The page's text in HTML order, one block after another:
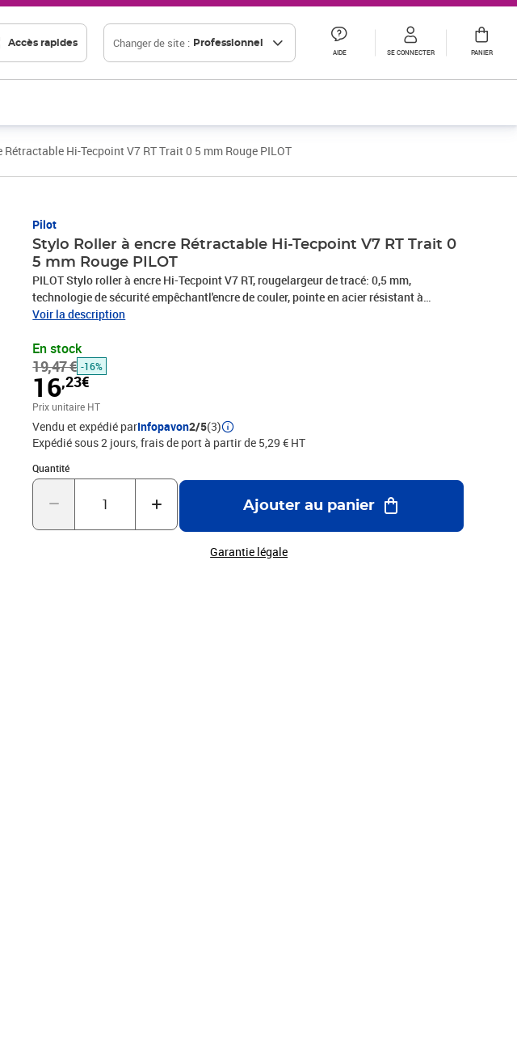
Accès rapides Changer de site : Professionnel
AIDE SE CONNECTER PANIER
Hi-Tecpoint V7 RT Trait 0 5 mm Rouge PILOT
Pilot
Stylo Roller à encre Rétractable Hi-Tecpoint V7 RT Trait 0
5 mm Rouge PILOT
PILOT Stylo roller à encre Hi-Tecpoint V7 RT, rougelargeur de tracé: 0,5 mm,
technologie de sécurité empêchantl'encre de couler, pointe en acier résistant à
l'usure,avec clip métallique (342950 / BXRT-V7-R / 2257002)
Voir la description
En stock
19,47 €
Prix barré 19,47 €
-16%
16,23€
Prix 16,23€
Prix unitaire HT
Vendu et expédié parInfopavon2/5(3)
Expédié sous 2 jours, frais de port à partir de 5,29 € HT
Quantité
Quantité : 1
Ajouter au panier
Garantie légale